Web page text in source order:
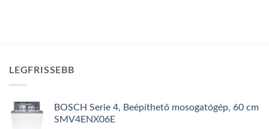
LEGFRISSEBB
BOSCH Serie 4, Beépíthető mosogatógép, 60 cm
SMV4ENX06E